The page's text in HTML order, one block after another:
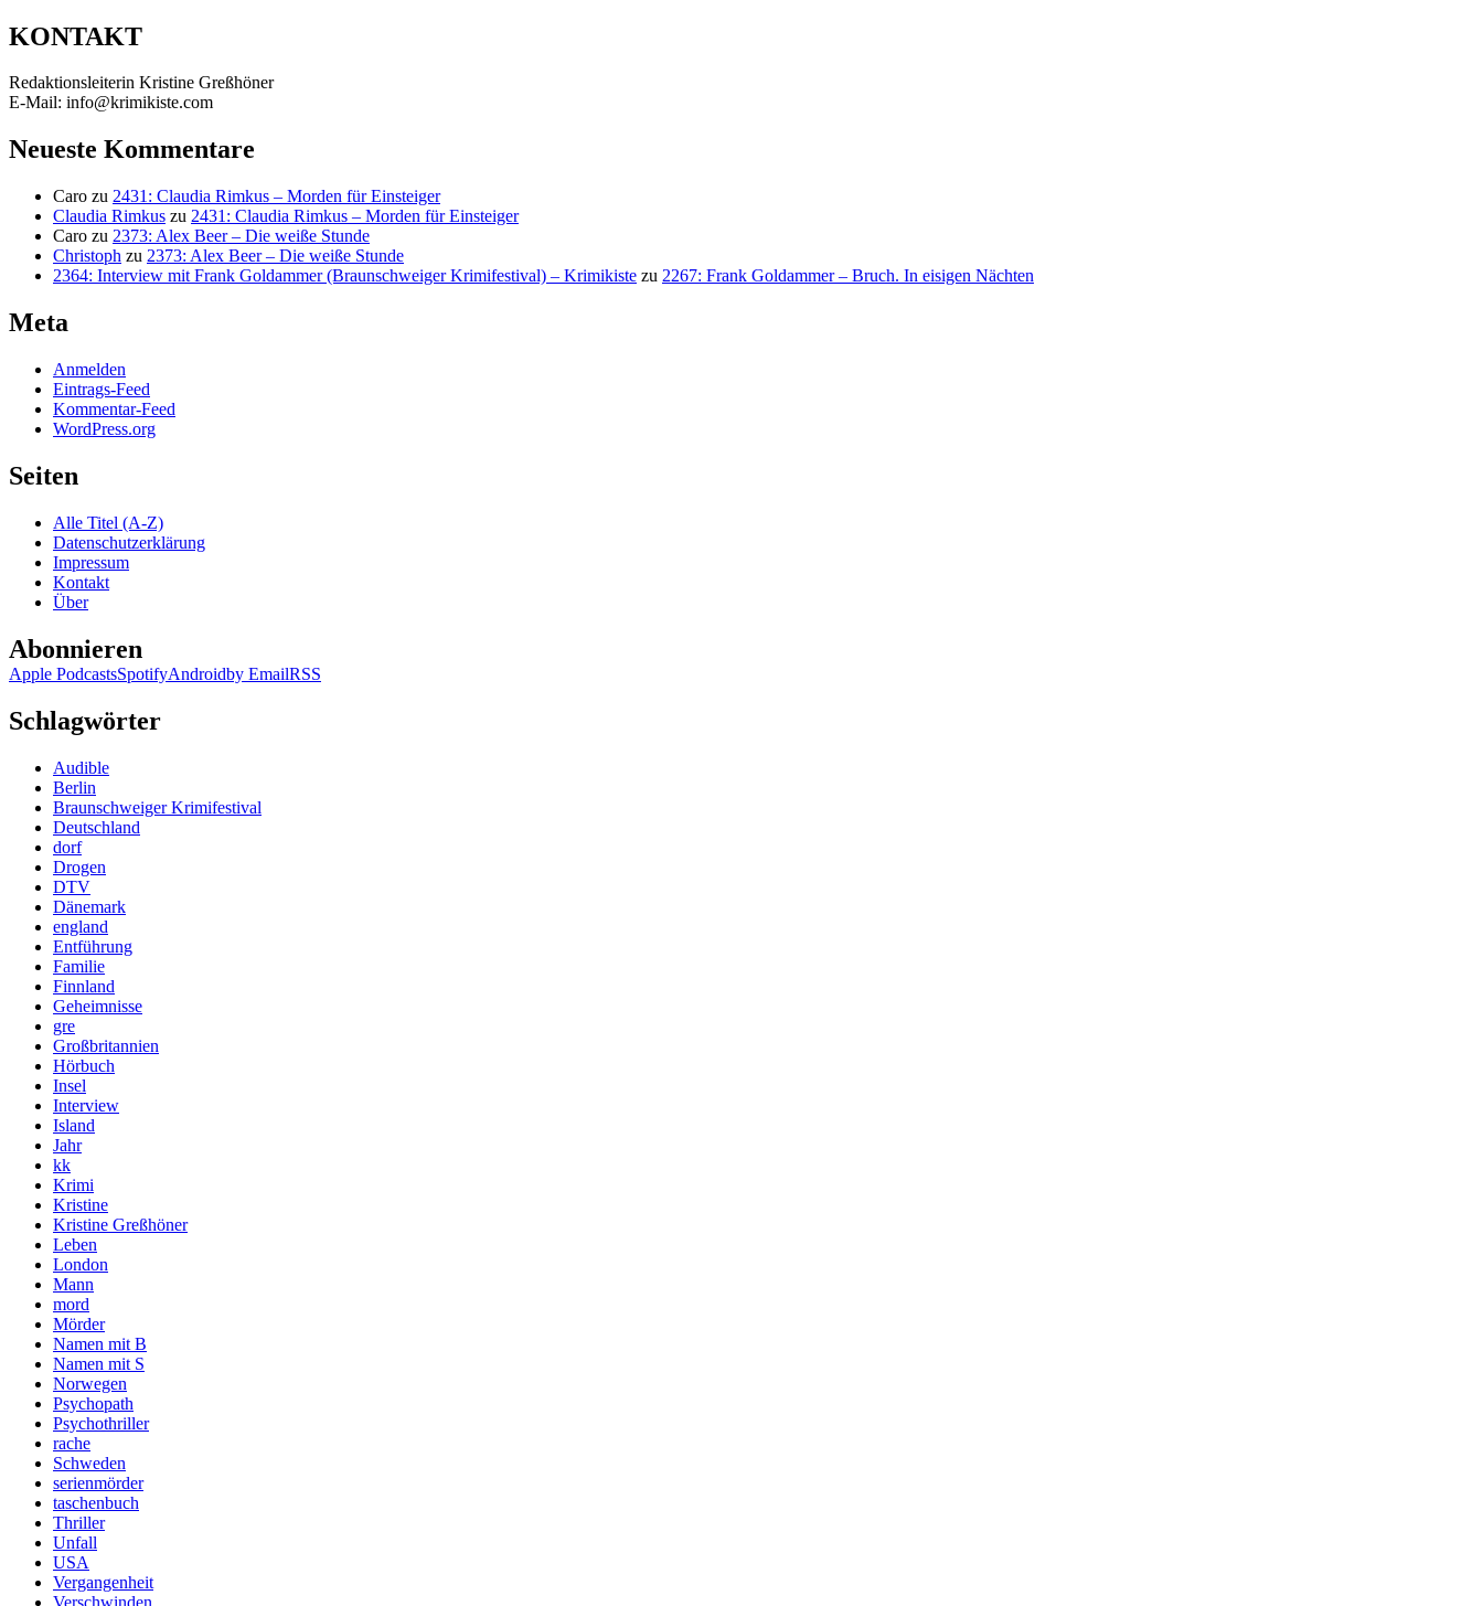
KONTAKT
Redaktionsleiterin Kristine Greßhöner
E-Mail: info@krimikiste.com
Neueste Kommentare
Caro zu 2431: Claudia Rimkus – Morden für Einsteiger
Claudia Rimkus zu 2431: Claudia Rimkus – Morden für Einsteiger
Caro zu 2373: Alex Beer – Die weiße Stunde
Christoph zu 2373: Alex Beer – Die weiße Stunde
2364: Interview mit Frank Goldammer (Braunschweiger Krimifestival) – Krimikiste zu 2267: Frank Goldammer – Bruch. In eisigen Nächten
Meta
Anmelden
Eintrags-Feed
Kommentar-Feed
WordPress.org
Seiten
Alle Titel (A-Z)
Datenschutzerklärung
Impressum
Kontakt
Über
Abonnieren
Apple PodcastsSpotifyAndroidby EmailRSS
Schlagwörter
Audible
Berlin
Braunschweiger Krimifestival
Deutschland
dorf
Drogen
DTV
Dänemark
england
Entführung
Familie
Finnland
Geheimnisse
gre
Großbritannien
Hörbuch
Insel
Interview
Island
Jahr
kk
Krimi
Kristine
Kristine Greßhöner
Leben
London
Mann
mord
Mörder
Namen mit B
Namen mit S
Norwegen
Psychopath
Psychothriller
rache
Schweden
serienmörder
taschenbuch
Thriller
Unfall
USA
Vergangenheit
Verschwinden